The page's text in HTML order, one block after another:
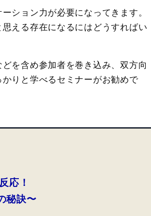
ション力が必要になってきます。
える存在になるにはどうすればい
を含め参加者を巻き込み、双方向
りと学べるセミナーがお勧めで
応！
秘訣〜